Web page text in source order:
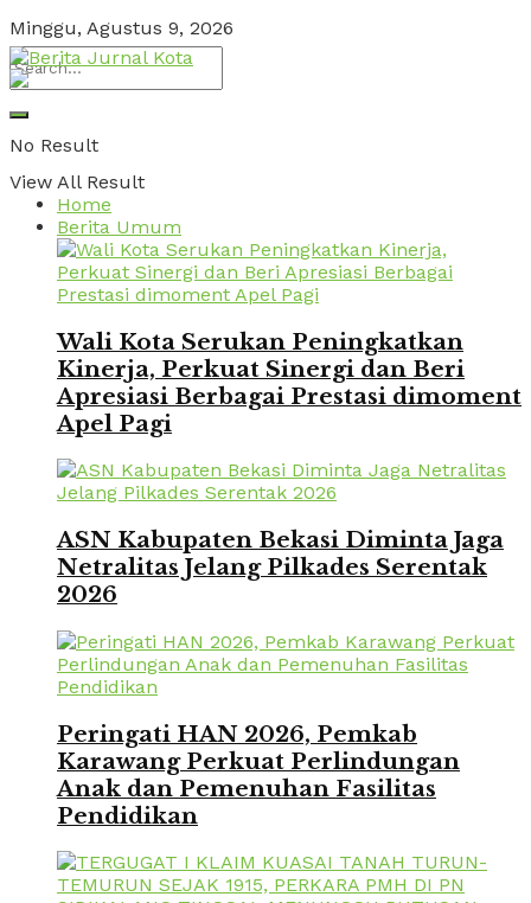
Minggu, Agustus 9, 2026
No Result
View All Result
Home
Berita Umum
Wali Kota Serukan Peningkatkan
Kinerja, Perkuat Sinergi dan Beri
Apresiasi Berbagai Prestasi dimoment
Apel Pagi
ASN Kabupaten Bekasi Diminta Jaga
Netralitas Jelang Pilkades Serentak
2026
Peringati HAN 2026, Pemkab
Karawang Perkuat Perlindungan
Anak dan Pemenuhan Fasilitas
Pendidikan